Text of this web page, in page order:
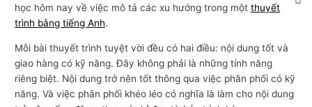
học hôm nay về việc mô tả các xu hướng trong mộtthuyết
trình bằng tiếng Anh.
Mỗi bài thuyết trình tuyệt vời đều có hai điều: nội dung tốt và
giao hàng có kỹ năng. Đây không phải là những tính năng
riêng biệt. Nội dung trở nên tốt thông qua việc phân phối có kỹ
năng. Và việc phân phối khéo léo có nghĩa là làm cho nội dung